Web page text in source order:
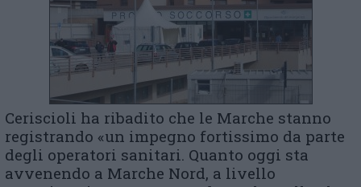
Ceriscioli ha ribadito che le Marche stanno
registrando «un impegno fortissimo da parte
degli operatori sanitari. Quanto oggi sta
avvenendo a Marche Nord, a livello